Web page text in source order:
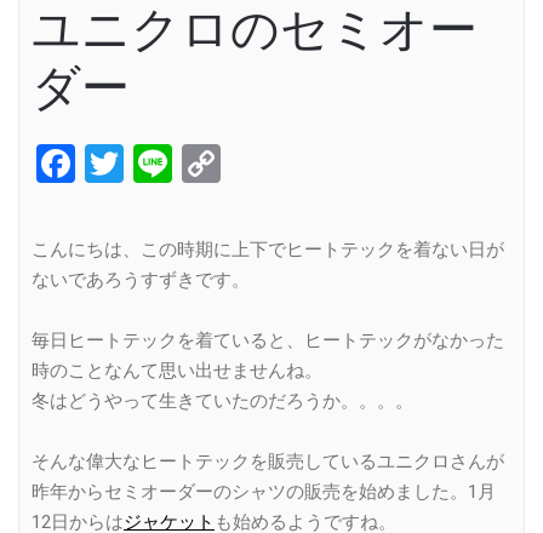
ユニクロのセミオー
ダー
Facebook
Twitter
Line
こんにちは、この時期に上下でヒートテックを着ない日が
ないであろうすずきです。
毎日ヒートテックを着ていると、ヒートテックがなかった
時のことなんて思い出せませんね。
冬はどうやって生きていたのだろうか。。。。
そんな偉大なヒートテックを販売しているユニクロさんが
昨年からセミオーダーのシャツの販売を始めました。1月
12日からはジャケット も始めるようですね。